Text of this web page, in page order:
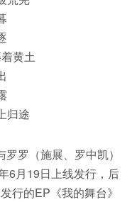
黄土
归途
罗罗（施展、罗中凯）
6月19日上线发行，后
行的EP《我的舞台》